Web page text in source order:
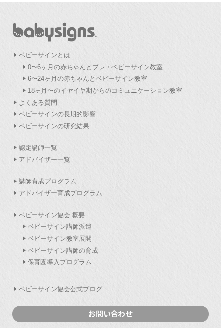
ベビーサインとは
0〜6ヶ月の赤ちゃんとプレ・ベビーサイン教室
6〜24ヶ月の赤ちゃんとベビーサイン教室
18ヶ月〜のイヤイヤ期からのコミュニケーション教室
よくある質問
ベビーサインの長期的影響
ベビーサインの研究結果
認定講師一覧
アドバイザー一覧
講師育成プログラム
アドバイザー育成プログラム
ベビーサイン協会 概要
ベビーサイン講師派遣
ベビーサイン教室展開
ベビーサイン講師の育成
保育園導入プログラム
ベビーサイン協会公式ブログ
お問い合わせ